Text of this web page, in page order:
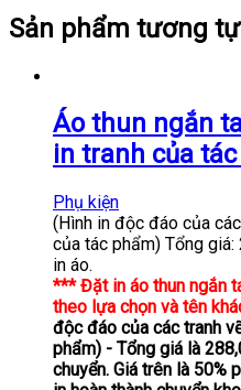
Sản phẩm tương tự
Áo thun ngắn
in tranh của
Phụ kiện
(Hình in độc đáo của
của tác phẩm) Tổng
in áo.
*** Đặt in áo thun ngắn
theo lựa chọn và tên
độc đáo của các tranh
phẩm) - Tổng giá là
chuyển. Giá trên là 50%